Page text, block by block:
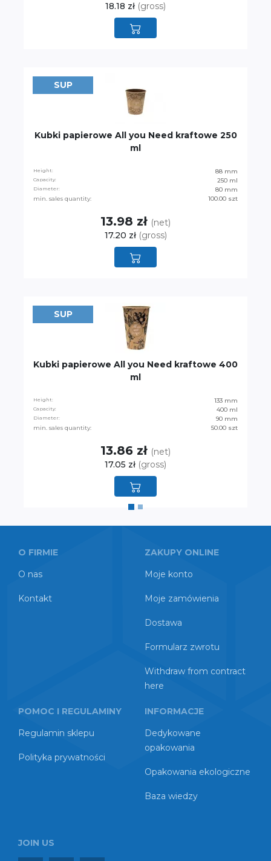
18.18 zł (gross)
SUP
Kubki papierowe All you Need kraftowe 250
ml
Height: 88 mm
Capacity: 250 ml
Diameter:
80 mm
min. sales quantity:
100.00 szt
13.98 zł (net)
17.20 zł (gross)
SUP
Kubki papierowe All you Need kraftowe 400
ml
Height: 133 mm
Capacity: 400 ml
Diameter:
90 mm
min. sales quantity:
50.00 szt
13.86 zł (net)
17.05 zł (gross)
O FIRMIE
O nas
Kontakt
ZAKUPY ONLINE
Moje konto
Moje zamówienia
Dostawa
Formularz zwrotu
Withdraw from contract
here
POMOC I REGULAMINY
Regulamin sklepu
Polityka prywatności
INFORMACJE
Dedykowane
opakowania
Opakowania ekologiczne
Baza wiedzy
JOIN US